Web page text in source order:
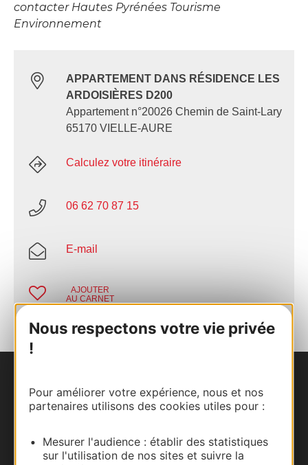
Nous respectons votre vie privée
!
Pour améliorer votre expérience, nous et nos
partenaires utilisons des cookies utiles pour :
Mesurer l'audience : établir des statistiques
sur l'utilisation de nos sites et suivre la
contacter Hautes Pyrénées Tourisme
Environnement
APPARTEMENT DANS RÉSIDENCE LES
ARDOISIÈRES D200
Appartement n°20026 Chemin de Saint-Lary
65170 VIELLE-AURE
Calculez votre itinéraire
06 62 70 87 15
E-mail
AJOUTER
AU CARNET
Nous contacter
Documentation